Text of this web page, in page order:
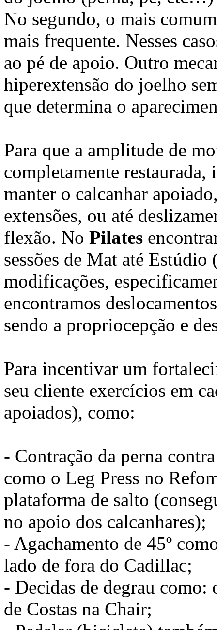
No segundo, o mais
mais frequente. Nesses
ao pé de apoio. Outro
hiperextensão do joelho
que determina o
Para que a amplitude de
completamente restaurada,
manter o calcanhar
extensões, ou até
flexão. No Pilates
sessões de Mat até
modificações,
encontramos
sendo a propriocepção e
Para incentivar um
seu cliente exercícios em
apoiados), como:
- Contração da perna
como o Leg Press no
plataforma de salto
no apoio dos calcanhares);
- Agachamento de 45º
lado de fora do Cadillac;
- Decidas de degrau como:
de Costas na Chair;